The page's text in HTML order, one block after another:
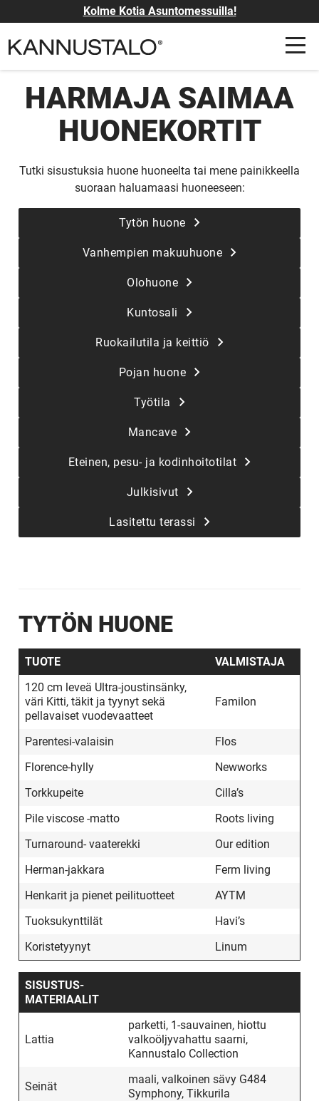
Kolme Kotia Asuntomessuilla!
HARMAJA SAIMAA
HUONEKORTIT
Tutki sisustuksia huone huoneelta tai mene painikkeella
suoraan haluamaasi huoneeseen:
Tytön huone
Vanhempien makuuhuone
Olohuone
Kuntosali
Ruokailutila ja keittiö
Pojan huone
Työtila
Mancave
Eteinen, pesu- ja kodinhoitotilat
Julkisivut
Lasitettu terassi
TYTÖN HUONE
TUOTE
VALMISTAJA
120 cm leveä Ultra-joustinsänky,
väri Kitti, täkit ja tyynyt sekä
pellavaiset vuodevaatteet
Familon
Parentesi-valaisin
Flos
Florence-hylly
Newworks
Torkkupeite
Cilla’s
Pile viscose -matto
Roots living
Turnaround- vaaterekki
Our edition
Herman-jakkara
Ferm living
Henkarit ja pienet peilituotteet
AYTM
Tuoksukynttilät
Havi’s
Koristetyynyt
Linum
SISUSTUS­
MATERIAALIT
Lattia
parketti, 1-sauvainen, hiottu
valkoöljyvahattu saarni,
Kannustalo Collection
Seinät
maali, valkoinen sävy G484
Symphony, Tikkurila